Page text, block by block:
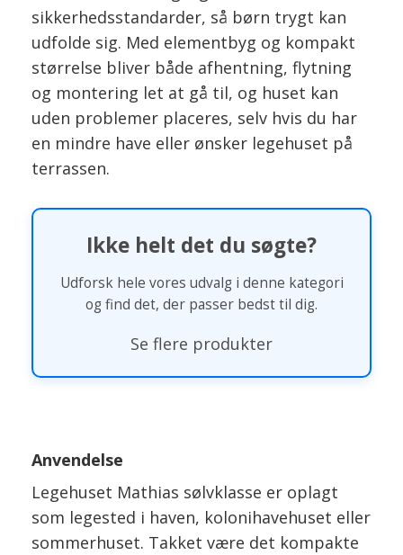
sikkerhedsstandarder, så børn trygt kan
udfolde sig. Med elementbyg og kompakt
størrelse bliver både afhentning, flytning
og montering let at gå til, og huset kan
uden problemer placeres, selv hvis du har
en mindre have eller ønsker legehuset på
terrassen.
Ikke helt det du søgte?
Udforsk hele vores udvalg i denne kategori
og find det, der passer bedst til dig.
Se flere produkter
Anvendelse
Legehuset Mathias sølvklasse er oplagt
som legested i haven, kolonihavehuset eller
sommerhuset. Takket være det kompakte